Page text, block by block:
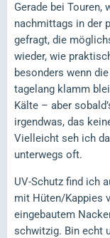
Gerade bei Touren,
nachmittags in der
gefragt, die
wieder, wie
besonders wenn
tagelang klamm
Kälte – aber
irgendwas, das
Vielleicht seh ich
unterwegs oft.
UV-Schutz find ich
mit Hüten/Kappies
eingebautem
schwitzig. Bin echt